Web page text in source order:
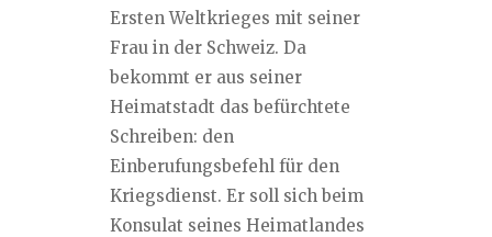
Ersten Weltkrieges mit seiner
Frau in der Schweiz. Da
bekommt er aus seiner
Heimatstadt das befürchtete
Schreiben: den
Einberufungsbefehl für den
Kriegsdienst. Er soll sich beim
Konsulat seines Heimatlandes